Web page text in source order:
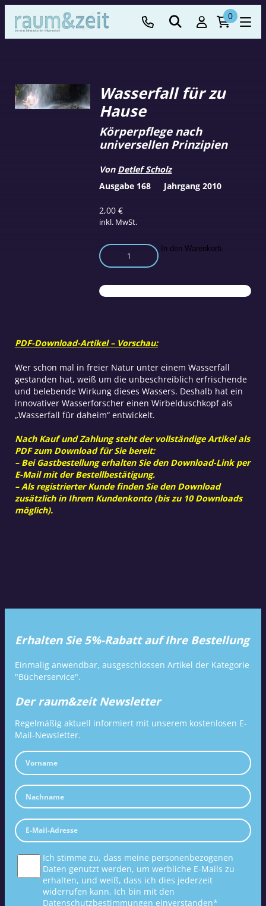
0
Wasserfall für zu
Hause
2,00€
inkl. MwSt.
Körperpflege nach
universellen Prinzipien
Von Detlef Scholz
Wasserfall
für
Hause
Menge
In den Warenkorb
Ausgabe 168 Jahrgang 2010
PDF-Download-Artikel – Vorschau:
Wer schon mal in freier Natur unter einem Wasserfall
gestanden hat, weiß um die unbeschreiblich erfrischende
und belebende Wirkung dieses Wassers. Deshalb hat ein
innovativer Wasserforscher einen Wirbelduschkopf als
„Wasserfall für daheim“ entwickelt.
Nach Kauf und Zahlung steht der vollständige Artikel als
PDF zum Download für Sie bereit:
– Bei Gastbestellung erhalten Sie den Download-Link per
E-Mail mit der Bestellbestätigung.
– Als registrierter Kunde finden Sie den Download
zusätzlich in Ihrem Kundenkonto (bis zu 10 Downloads
möglich).
Erhalten Sie 5%-Rabatt auf Ihre Bestellung
Einmalig anwendbar, ausgeschlossen Artikel der Kategorie
"Bücherservice".
Der raum&zeit Newsletter
Regelmäßig aktuell informiert mit unserem kostenlosen E-
Mail-Newsletter.
Ich stimme zu, dass meine personenbezogenen
Daten genutzt werden, um werbliche E-Mails zu
erhalten, und weiß, dass ich dies jederzeit
widerrufen kann. Ich bin mit den
Datenschutzbestimmungen einverstanden*